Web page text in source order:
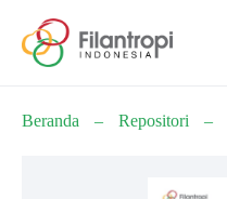
Beranda – Repositori –